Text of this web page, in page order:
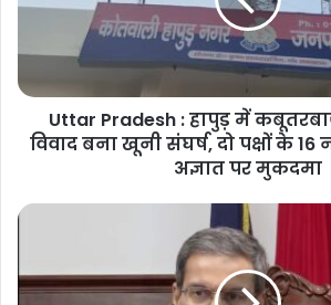
हुआ
बना
दो
16
Uttar Pradesh : हापुड़ में
विवाद बना खूनी संघर्ष, दो पक्षों के
अज्ञात पर मुकदमा
Punjab
पुलिस